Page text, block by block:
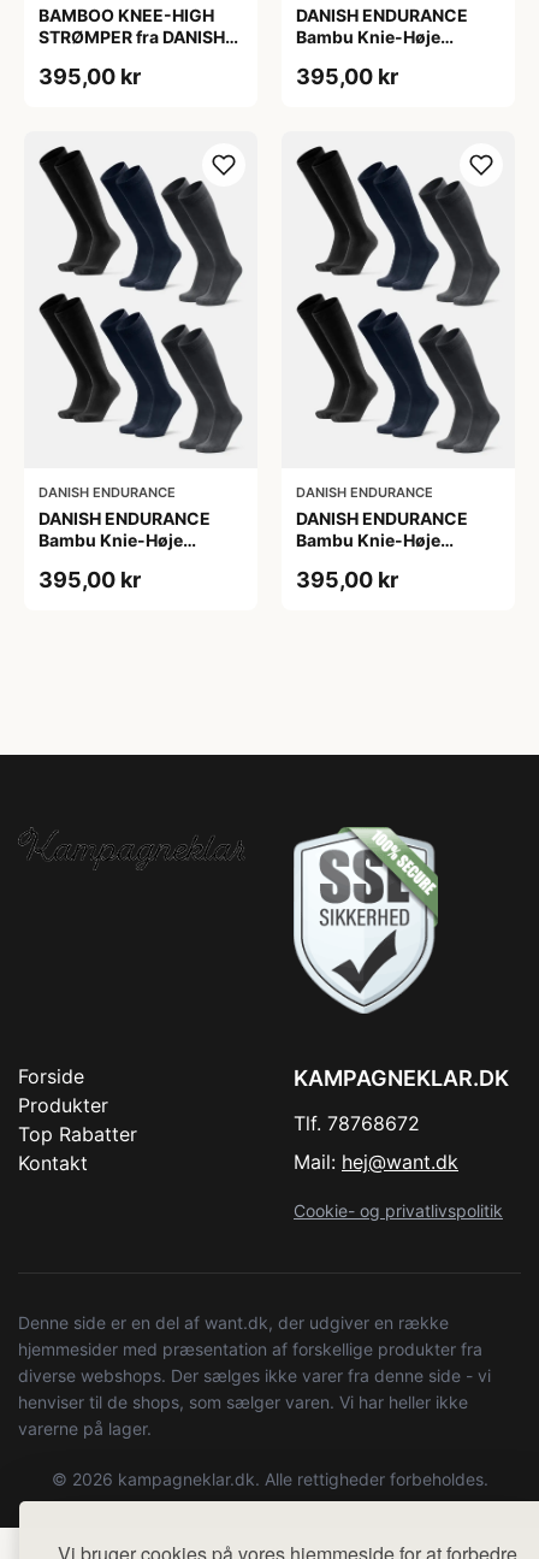
BAMBOO KNEE-HIGH
STRØMPER fra DANISH
6-Pak, Knæhøj, Bambus,
OEKO-TEX® STANDARD
100 cert.
395,00 kr
DANISH ENDURANCE
Bambu Knie-Høje
Navy Blå, 6-Pak
395,00 kr
DANISH ENDURANCE
DANISH ENDURANCE
Bambu Knie-Høje
Navy Blå, 6-Pak
395,00 kr
DANISH ENDURANCE
DANISH ENDURANCE
Bambu Knie-Høje
Navy Blå, 6-Pak
395,00 kr
Forside
Produkter
Top Rabatter
Kontakt
KAMPAGNEKLAR.DK
Tlf. 78768672
Mail: hej@want.dk
Cookie- og privatlivspolitik
Denne side er en del af want.dk, der udgiver en række
hjemmesider med præsentation af forskellige produkter fra
diverse webshops. Der sælges ikke varer fra denne side - vi
henviser til de shops, som sælger varen. Vi har heller ikke
varerne på lager.
© 2026 kampagneklar.dk. Alle rettigheder forbeholdes.